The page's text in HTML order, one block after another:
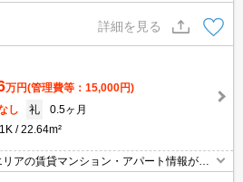
入要(初回、賃料の30%、更新保証料15,0
詳細を見る
万円(管理費等：15,000円)
し 礼
0.5ヶ月
1K 22.64m²
アの賃貸マンション・アパート情報が豊
独自のネットワークで最適なマンション・